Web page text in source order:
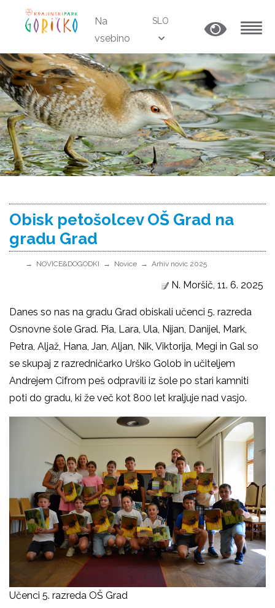
Na
vsebino
SLO
Obisk petošolcev OŠ Grad na
gradu Grad
NOVICE&DOGODKI Novice Arhiv novic 2025
N. Moršič, 11. 6. 2025
Danes so nas na gradu Grad obiskali učenci 5. razreda
Osnovne šole Grad. Pia, Lara, Ula, Nijan, Danijel, Mark,
Petra, Aljaž, Hana, Jan, Aljan, Nik, Viktorija, Megi in Gal so
se skupaj z razredničarko Urško Golob in učiteljem
Andrejem Cifrom peš odpravili iz šole po stari kamniti
poti do gradu, ki že več kot 800 let kraljuje nad vasjo.
Učenci 5. razreda OŠ Grad